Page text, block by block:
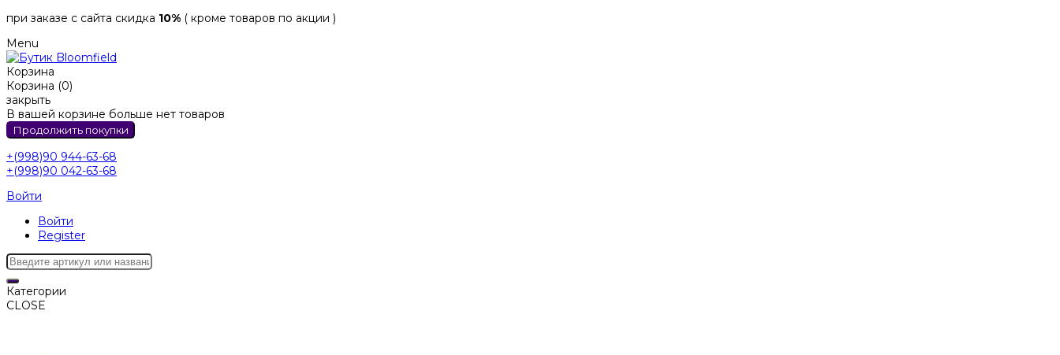
при заказе с сайта скидка 10% ( кроме товаров по акции )
Menu
Корзина
Корзина (0)
закрыть
В вашей корзине больше нет товаров
Продолжить покупки
+(998)90 944-63-68
+(998)90 042-63-68
Войти
Войти
Register
Категории
CLOSE